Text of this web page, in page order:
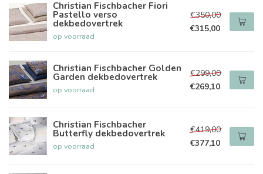
Christian Fischbacher Fiori
Pastello verso
dekbedovertrek
op voorraad
€350,00
€315,00
Christian Fischbacher Golden
Garden dekbedovertrek
op voorraad
€299,00
€269,10
Christian Fischbacher
Butterfly dekbedovertrek
op voorraad
€419,00
€377,10